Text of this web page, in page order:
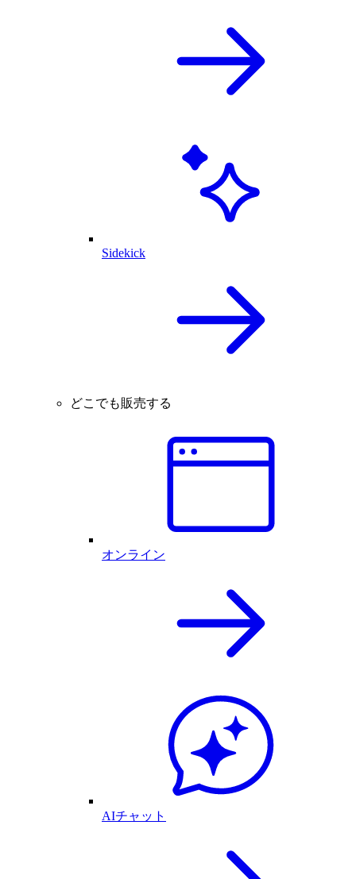
Sidekick
どこでも販売する
オンライン
AIチャット